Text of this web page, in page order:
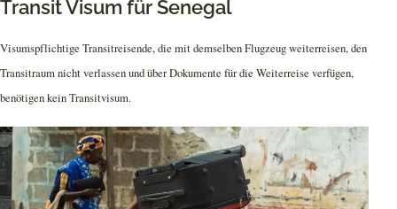
Transit Visum für Senegal
Visumspflichtige Transitreisende, die mit demselben Flugzeug weiterreisen, den
Transitraum nicht verlassen und über Dokumente für die Weiterreise verfügen,
benötigen kein Transitvisum.